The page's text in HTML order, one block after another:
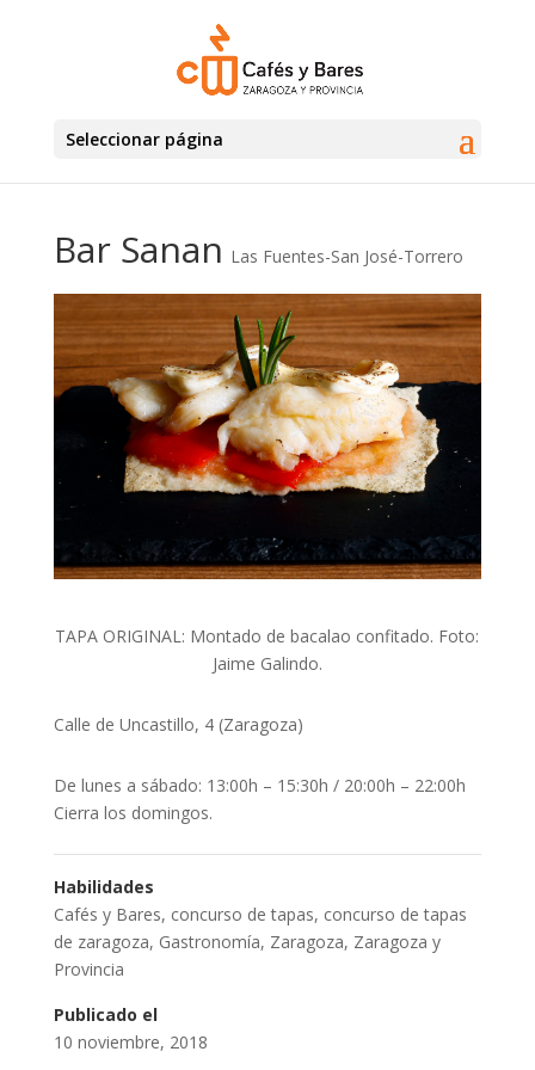
Seleccionar página
Bar Sanan Las Fuentes-San José-Torrero
TAPA ORIGINAL: Montado de bacalao confitado. Foto:
Jaime Galindo.
Calle de Uncastillo, 4 (Zaragoza)
De lunes a sábado: 13:00h – 15:30h / 20:00h – 22:00h
Cierra los domingos.
Habilidades
Cafés y Bares, concurso de tapas, concurso de tapas
de zaragoza, Gastronomía, Zaragoza, Zaragoza y
Provincia
Publicado el
10 noviembre, 2018